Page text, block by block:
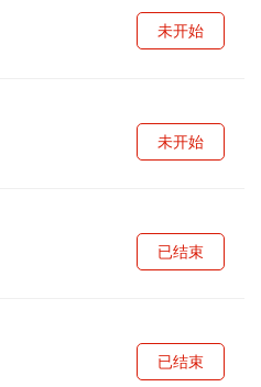
未开始
未开始
已结束
已结束